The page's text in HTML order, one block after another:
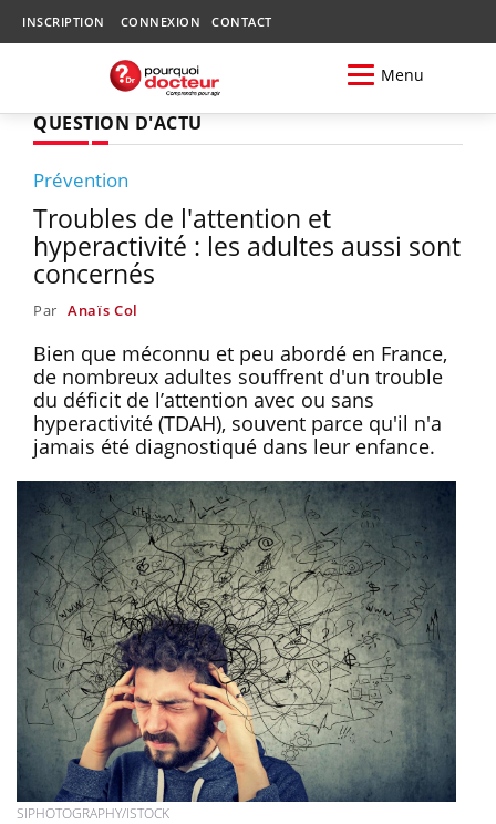
INSCRIPTION CONNEXION CONTACT
Menu
QUESTION D'ACTU
Prévention
Troubles de l'attention et
hyperactivité : les adultes aussi sont
concernés
Par Anaïs Col
Bien que méconnu et peu abordé en France,
de nombreux adultes souffrent d'un trouble
du déficit de l’attention avec ou sans
hyperactivité (TDAH), souvent parce qu'il n'a
jamais été diagnostiqué dans leur enfance.
SIPHOTOGRAPHY/ISTOCK